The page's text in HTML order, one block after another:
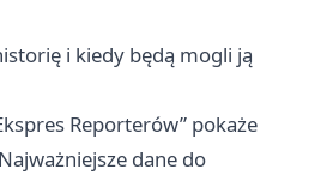
i kiedy będą mogli ją
Reporterów” pokaże
dane do